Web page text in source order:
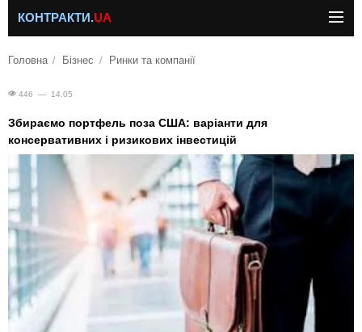
КОНТРАКТИ.UA
Головна Бізнес Ринки та компанії
446 — 14.05
Збираємо портфель поза США: варіанти для
консервативних і ризикових інвестицій